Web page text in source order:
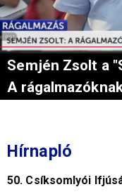
Semjén Zsolt a
A
Hírnapló
50. Csíksomlyói